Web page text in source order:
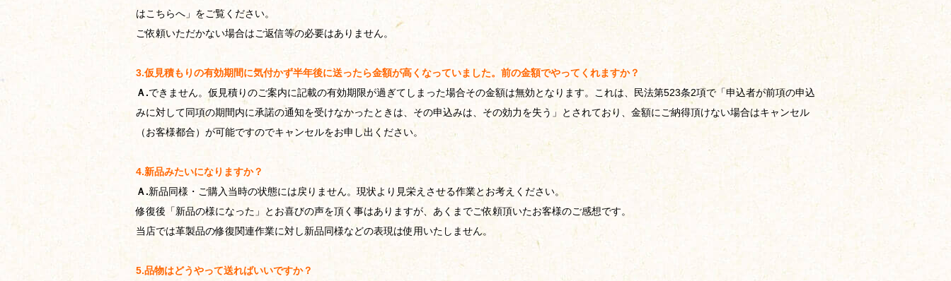
はこちらへ」をご覧ください。
ご依頼いただかない場合はご返信等の必要はありません。
3.仮見積もりの有効期間に気付かず半年後に送ったら金額が高くなっていました。前の金額でやってくれますか？
Ａ.できません。仮見積りのご案内に記載の有効期限が過ぎてしまった場合その金額は無効となります。これは、民法第523条2項で「申込者が前項の申込
みに対して同項の期間内に承諾の通知を受けなかったときは、その申込みは、その効力を失う」とされており、金額にご納得頂けない場合はキャンセル
（お客様都合）が可能ですのでキャンセルをお申し出ください。
4.新品みたいになりますか？
Ａ.新品同様・ご購入当時の状態には戻りません。現状より見栄えさせる作業とお考えください。
修復後「新品の様になった」とお喜びの声を頂く事はありますが、あくまでご依頼頂いたお客様のご感想です。
当店では革製品の修復関連作業に対し新品同様などの表現は使用いたしません。
5.品物はどうやって送ればいいですか？